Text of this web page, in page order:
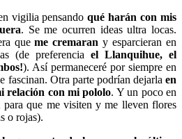
vigilia pensando qué harán con mis
. Se me ocurren ideas ultra locas.
queme cremaran y esparcieran en
(de preferencia el Llanquihue, el
). Así permaneceré por siempre en
fascinan. Otra parte podrían dejarla en
relación con mi pololo. Y un poco en
para que me visiten y me lleven flores
o rojas).